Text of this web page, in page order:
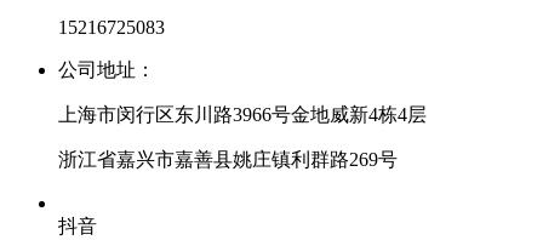
15216725083
公司地址：
上海市闵行区东川路3966号金地威新4栋4层
浙江省嘉兴市嘉善县姚庄镇利群路269号
抖音